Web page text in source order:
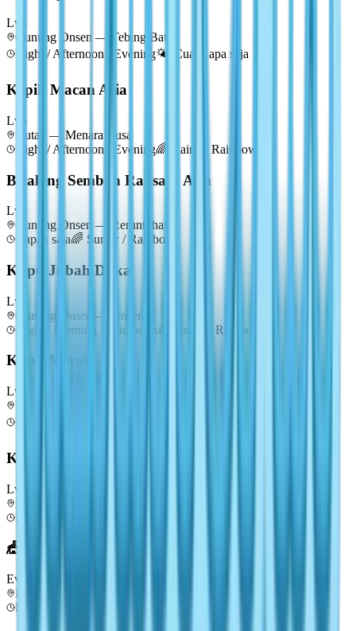
Lv
4
Gunung Onsen — Tebing Batu
Night / Afternoon / Evening🌤️ Cuaca apa saja
Kepik Macan Asia
Lv
Hutan — Menara Rusa
Night / Afternoon / Evening🌈 Rainy / Rainbow
Belalang Sembah Raksasa Asia
Lv
Gunung Onsen — Reruntuhan
Kapan saja🌈 Sunny / Rainbow
Kupu Jubah Duka
Lv
Gunung Onsen — Onsen
Night / Morning / Afternoon🌈 Sunny / Rainbow
Kupu Merak
Lv
Ladang Bunga — Ladang Kincir Angin
Kapan saja
Kumbang Tukang Kayu
Lv
Ladang Bunga — Gunung Paus
Kapan saja
🎪 Penyihir Putih
Event
Event Bait the Insects
Kapan saja